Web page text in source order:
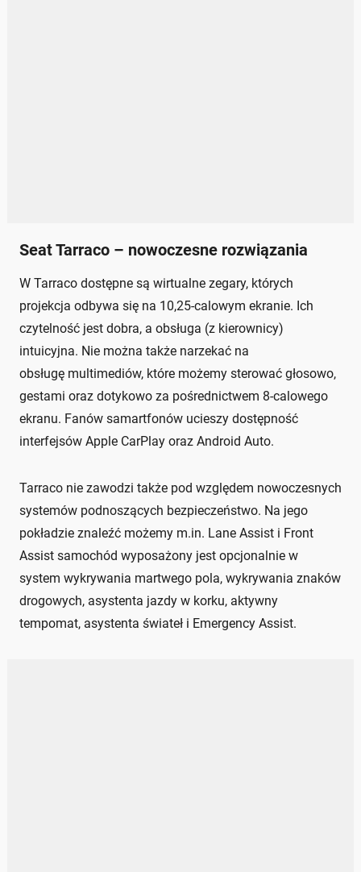
Seat Tarraco – nowoczesne rozwiązania
W Tarraco dostępne są wirtualne zegary, których
projekcja odbywa się na 10,25-calowym ekranie. Ich
czytelność jest dobra, a obsługa (z kierownicy)
intuicyjna. Nie można także narzekać na
obsługę multimediów, które możemy sterować głosowo,
gestami oraz dotykowo za pośrednictwem 8-calowego
ekranu. Fanów samartfonów ucieszy dostępność
interfejsów Apple CarPlay oraz Android Auto.
Tarraco nie zawodzi także pod względem nowoczesnych
systemów podnoszących bezpieczeństwo. Na jego
pokładzie znaleźć możemy m.in. Lane Assist i Front
Assist samochód wyposażony jest opcjonalnie w
system wykrywania martwego pola, wykrywania znaków
drogowych, asystenta jazdy w korku, aktywny
tempomat, asystenta świateł i Emergency Assist.